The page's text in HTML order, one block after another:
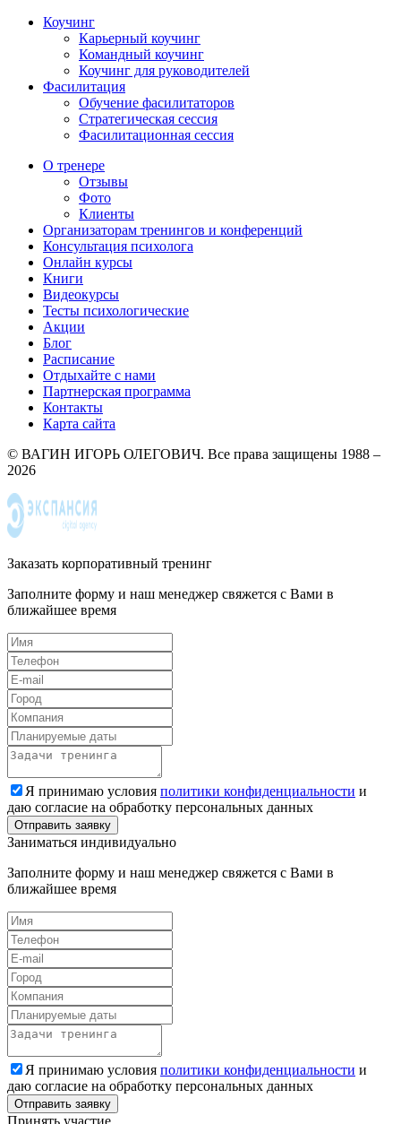
Коучинг
Карьерный коучинг
Командный коучинг
Коучинг для руководителей
Фасилитация
Обучение фасилитаторов
Стратегическая сессия
Фасилитационная сессия
О тренере
Отзывы
Фото
Клиенты
Организаторам тренингов и конференций
Консультация психолога
Онлайн курсы
Книги
Видеокурсы
Тесты психологические
Акции
Блог
Расписание
Отдыхайте с нами
Партнерская программа
Контакты
Карта сайта
© ВАГИН ИГОРЬ ОЛЕГОВИЧ. Все права защищены 1988 –
2026
Заказать корпоративный тренинг
Заполните форму и наш менеджер свяжется с Вами в
ближайшее время
Я принимаю условия политики конфиденциальности и
даю согласие на обработку персональных данных
Заниматься индивидуально
Заполните форму и наш менеджер свяжется с Вами в
ближайшее время
Я принимаю условия политики конфиденциальности и
даю согласие на обработку персональных данных
Принять участие